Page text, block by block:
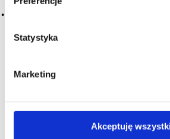
Statystyka
Marketing
Akceptuję
O NAS OFERTA ONLINE
PRZEWODNIK